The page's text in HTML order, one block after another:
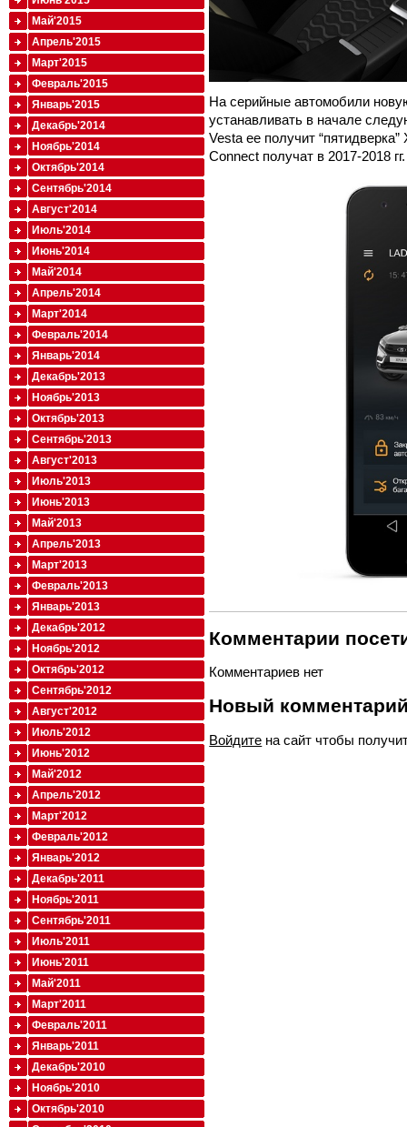
На серийные автомобили
устанавливать в начале
Vesta ее получит
Connect получат в 2017-2018 гг.
Комментарии
Комментариев нет
Новый
Войдите на сайт чтобы
Май'2015
Апрель'2015
Март'2015
Февраль'2015
Январь'2015
Декабрь'2014
Ноябрь'2014
Октябрь'2014
Сентябрь'2014
Август'2014
Июль'2014
Июнь'2014
Май'2014
Апрель'2014
Март'2014
Февраль'2014
Январь'2014
Декабрь'2013
Ноябрь'2013
Октябрь'2013
Сентябрь'2013
Август'2013
Июль'2013
Июнь'2013
Май'2013
Апрель'2013
Март'2013
Февраль'2013
Январь'2013
Декабрь'2012
Ноябрь'2012
Октябрь'2012
Сентябрь'2012
Август'2012
Июль'2012
Июнь'2012
Май'2012
Апрель'2012
Март'2012
Февраль'2012
Январь'2012
Декабрь'2011
Ноябрь'2011
Сентябрь'2011
Июль'2011
Июнь'2011
Май'2011
Март'2011
Февраль'2011
Январь'2011
Декабрь'2010
Ноябрь'2010
Октябрь'2010